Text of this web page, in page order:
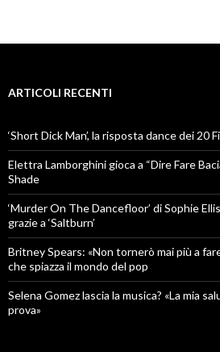
ARTICOLI RECENTI
‘Short Dick Man’, la risposta dance dei 20
Elettra Lamborghini gioca a “Dire Fare
Shade
‘Murder On The Dancefloor’ di Sophie
grazie a ‘Saltburn’
Britney Spears: «Non tornerò mai più a
che spiazza il mondo del pop
Selena Gomez lascia la musica? «La mia
prova»